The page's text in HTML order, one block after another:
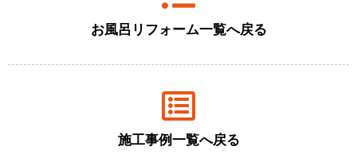
お風呂リフォーム一覧へ戻る
施工事例一覧へ戻る